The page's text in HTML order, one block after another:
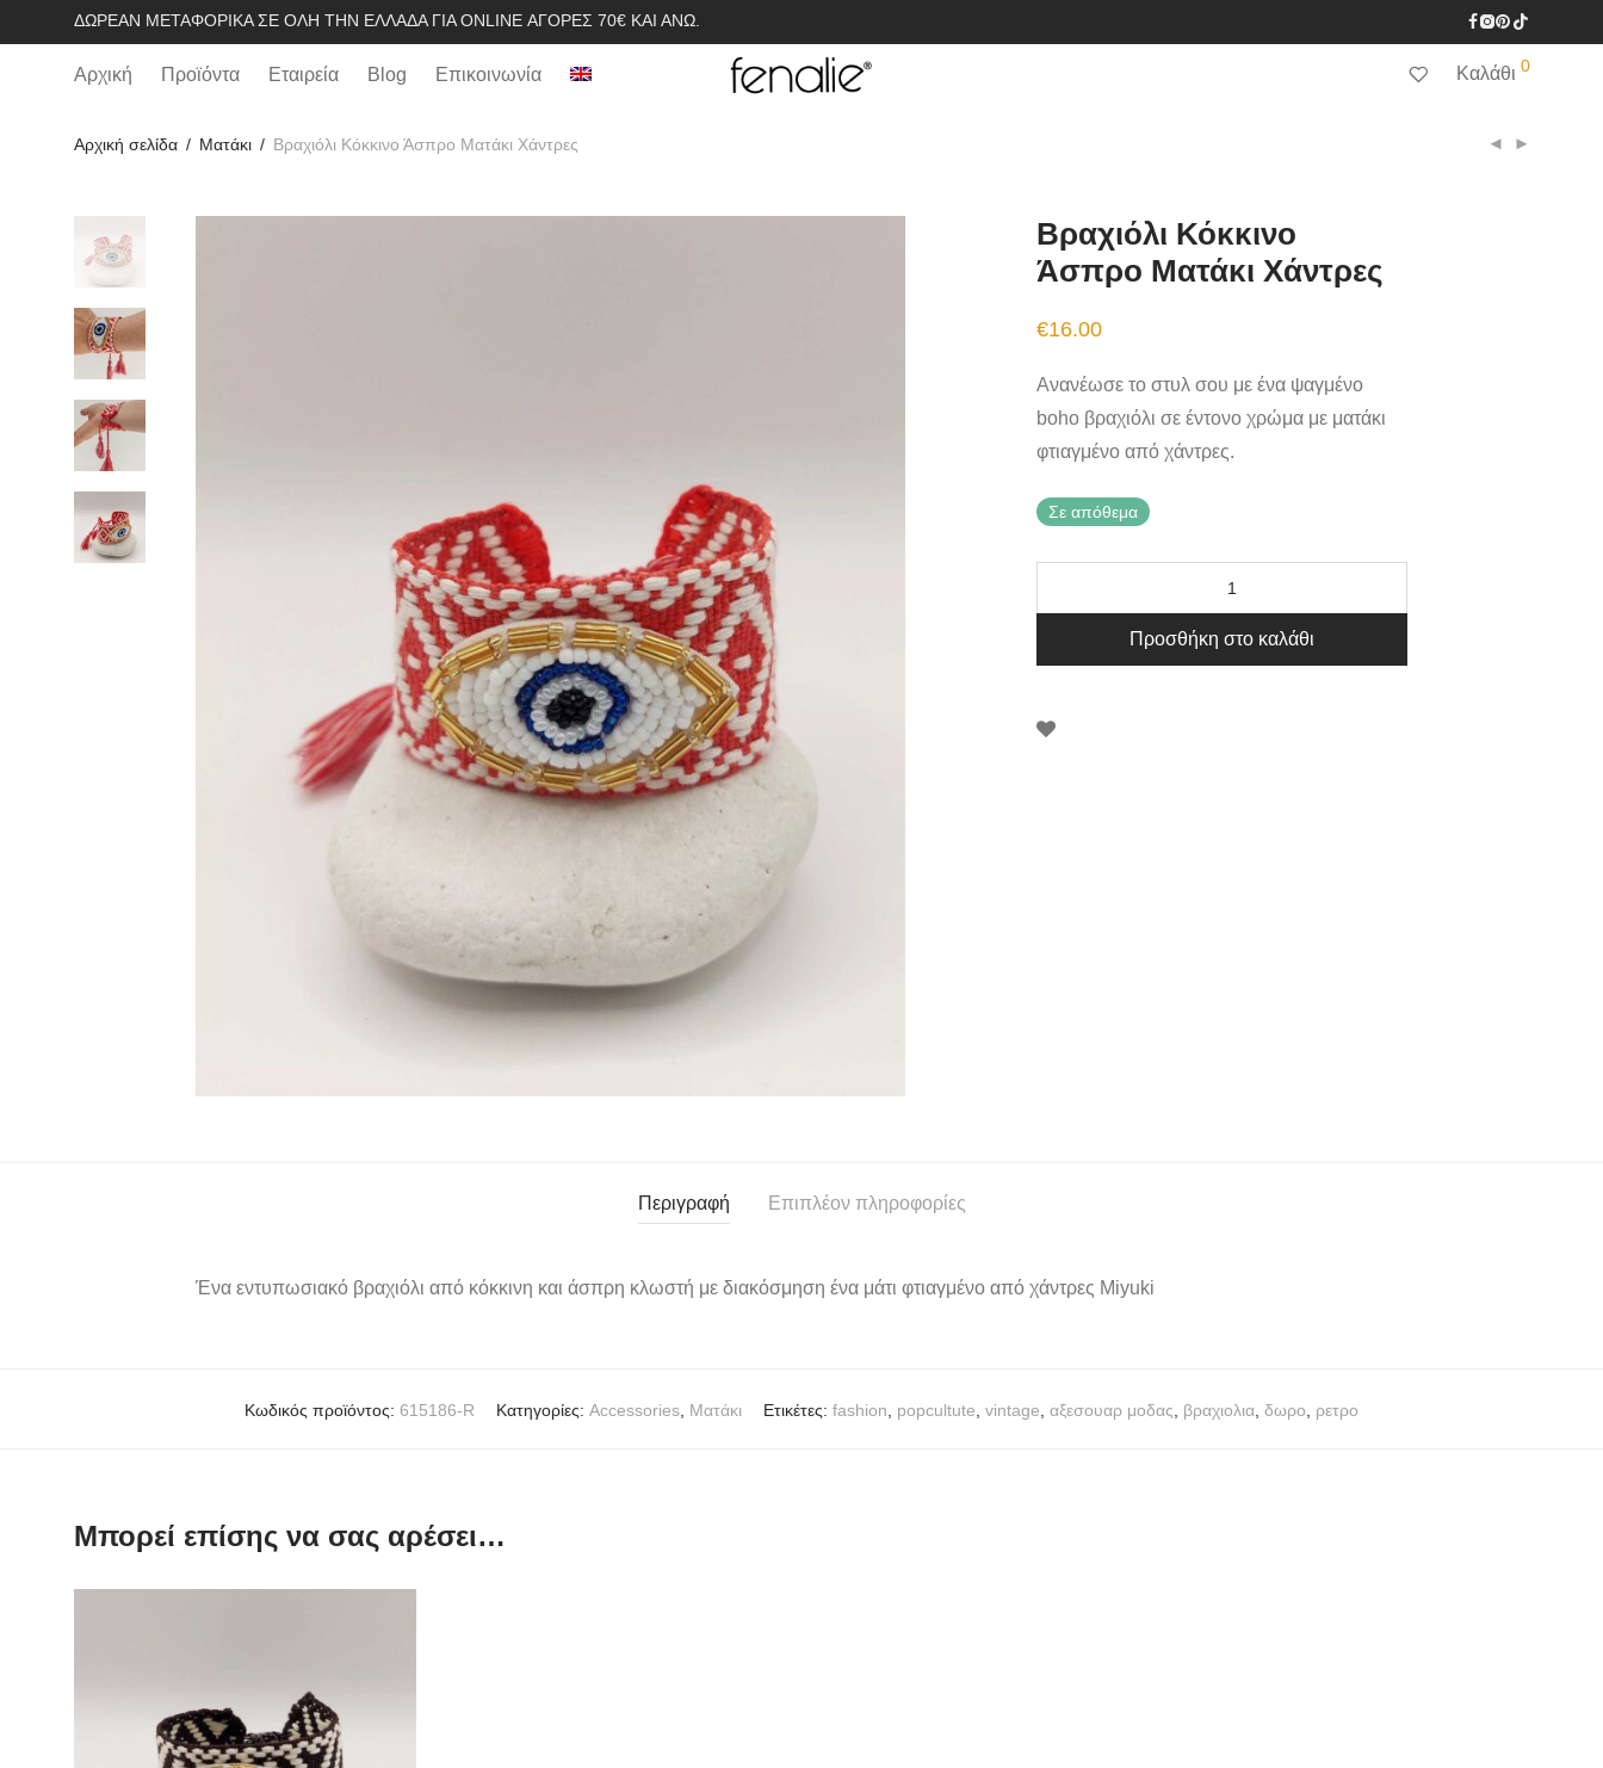
ΔΩΡΕΆΝ ΜΕΤΑΦΟΡΙΚΆ ΣΕ ΌΛΗ ΤΗΝ ΕΛΛΆΔΑ ΓΙΑ ONLINE ΑΓΟΡΈΣ 70€ ΚΑΙ ΆΝΩ.
Αρχική Προϊόντα Εταιρεία Blog Επικοινωνία Καλάθι 0
Αρχική σελίδα / Mατάκι / Βραχιόλι Κόκκινο Άσπρο Ματάκι Χάντρες
Βραχιόλι Κόκκινο
Άσπρο Ματάκι Χάντρες
€16.00
Ανανέωσε το στυλ σου με ένα ψαγμένο
boho βραχιόλι σε έντονο χρώμα με ματάκι
φτιαγμένο από χάντρες.
Σε απόθεμα
Προσθήκη στο καλάθι
Περιγραφή Επιπλέον πληροφορίες
Ένα εντυπωσιακό βραχιόλι από κόκκινη και άσπρη κλωστή με διακόσμηση ένα μάτι φτιαγμένο από χάντρες Miyuki
Κωδικός προϊόντος: 615186-R Κατηγορίες: Accessories Mατάκι Ετικέτες: fashion popcultute vintage αξεσουαρ μοδας βραχιολια δωρο ρετρο
Μπορεί επίσης να σας αρέσει…